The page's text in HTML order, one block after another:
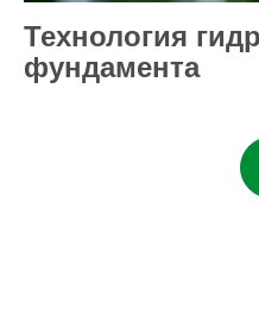
Технология
фундамента